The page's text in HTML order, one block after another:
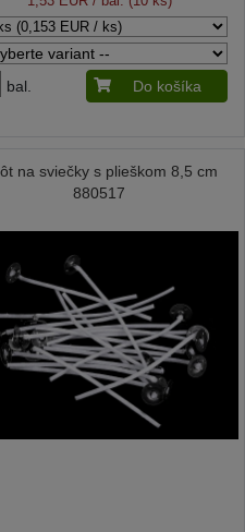
bal. Do košíka
na sviečky s plieškom 8,5 cm
880517